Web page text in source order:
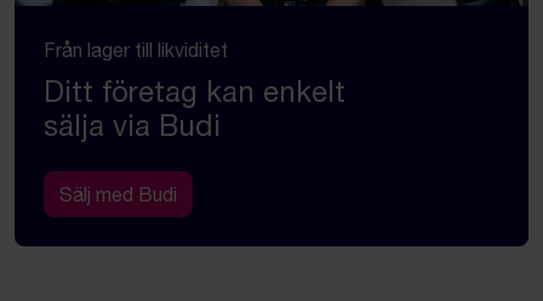
Från lager till likviditet
Ditt företag kan enkelt
sälja via Budi
Sälj med Budi